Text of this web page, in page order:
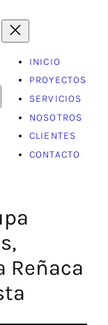
INICIO
PROYECTOS
SERVICIOS
NOSOTROS
CLIENTES
CONTACTO
Reñaca